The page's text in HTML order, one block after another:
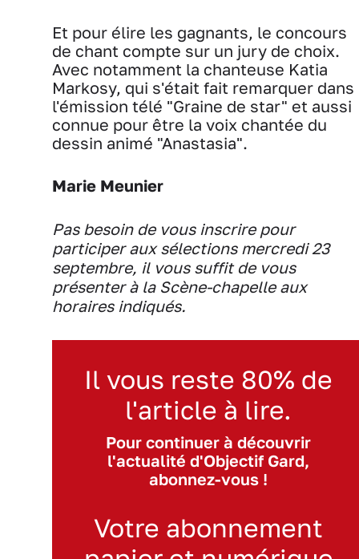
Et pour élire les gagnants, le concours
de chant compte sur un jury de choix.
Avec notamment la chanteuse Katia
Markosy, qui s'était fait remarquer dans
l'émission télé "Graine de star" et aussi
connue pour être la voix chantée du
dessin animé "Anastasia".
Marie Meunier
Pas besoin de vous inscrire pour
participer aux sélections mercredi 23
septembre, il vous suffit de vous
présenter à la Scène-chapelle aux
horaires indiqués.
Il vous reste 80% de
l'article à lire.
Pour continuer à découvrir
l'actualité d'Objectif Gard,
abonnez-vous !
Votre abonnement